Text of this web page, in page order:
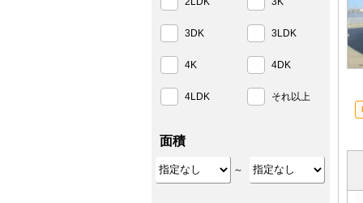
3DK 3LDK
4K 4DK
4LDK それ以上
面積
～